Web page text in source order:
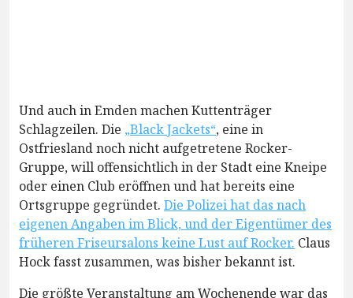
Und auch in Emden machen Kuttenträger
Schlagzeilen. Die „Black Jackets“, eine in
Ostfriesland noch nicht aufgetretene Rocker-
Gruppe, will offensichtlich in der Stadt eine Kneipe
oder einen Club eröffnen und hat bereits eine
Ortsgruppe gegründet. Die Polizei hat das nach
eigenen Angaben im Blick, und der Eigentümer des
früheren Friseursalons keine Lust auf Rocker. Claus
Hock fasst zusammen, was bisher bekannt ist.
Die größte Veranstaltung am Wochenende war das